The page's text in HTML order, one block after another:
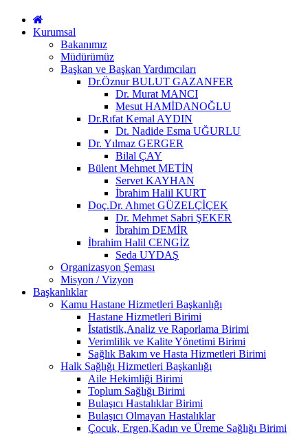
Kurumsal
Bakanımız
Müdürümüz
Başkan ve Başkan Yardımcıları
Dr.Öznur BULUT GAZANFER
Dr. Murat MANCI
Mesut HAMİDANOĞLU
Dr.Rıfat Kemal AYDIN
Dt. Nadide Esma UĞURLU
Dr. Yılmaz GERGER
Bilal ÇAY
Bülent Mehmet METİN
Servet KAYHAN
İbrahim Halil KURT
Doç.Dr. Ahmet GÜZELÇİÇEK
Dr. Mehmet Sabri ŞEKER
İbrahim DEMİR
İbrahim Halil CENGİZ
Seda UYDAŞ
Organizasyon Şeması
Misyon / Vizyon
Başkanlıklar
Kamu Hastane Hizmetleri Başkanlığı
Hastane Hizmetleri Birimi
İstatistik,Analiz ve Raporlama Birimi
Verimlilik ve Kalite Yönetimi Birimi
Sağlık Bakım ve Hasta Hizmetleri Birimi
Halk Sağlığı Hizmetleri Başkanlığı
Aile Hekimliği Birimi
Toplum Sağlığı Birimi
Bulaşıcı Hastalıklar Birimi
Bulaşıcı Olmayan Hastalıklar
Çocuk, Ergen,Kadın ve Üreme Sağlığı Birimi